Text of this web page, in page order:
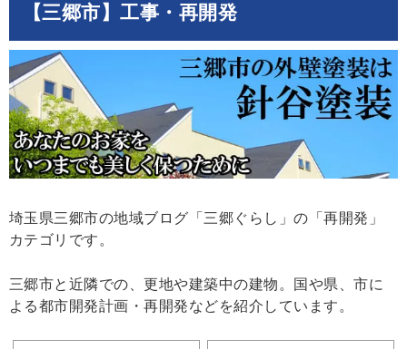
【三郷市】工事・再開発
埼玉県三郷市の地域ブログ「三郷ぐらし」の「再開発」
カテゴリです。
三郷市と近隣での、更地や建築中の建物。国や県、市に
よる都市開発計画・再開発などを紹介しています。